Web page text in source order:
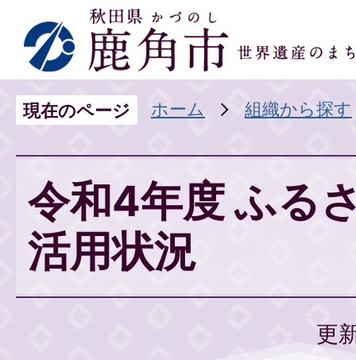
現在のページ ホーム 組織から探す
令和4年度 ふる
活用状況
更